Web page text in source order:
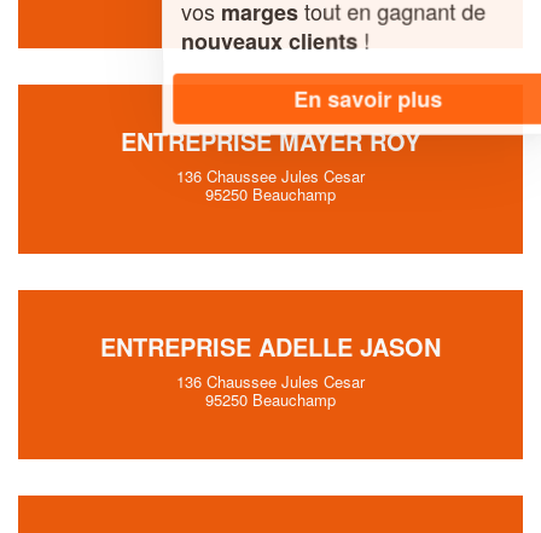
ENTREPRISE MAYER ROY
136 Chaussee Jules Cesar
95250 Beauchamp
ENTREPRISE ADELLE JASON
136 Chaussee Jules Cesar
95250 Beauchamp
vosmargestout en gagnant de
nouveaux clients!
En savoir plus